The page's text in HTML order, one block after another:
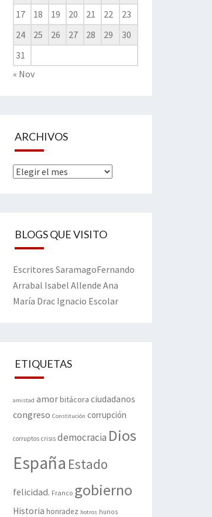
17
18 19 20 21 22
23
24
25 26 27 28 29
30
31
« Nov
ARCHIVOS
Archivos
BLOGS QUE VISITO
Escritores SaramagoFernando
Arrabal Isabel Allende Ana
María Drac Ignacio Escolar
ETIQUETAS
amistad amorbitácora ciudadanos
congreso Constitución corrupción
corruptos crisis democracia Dios
España Estado
felicidad. Franco gobierno
Historia honradez hotros hunos